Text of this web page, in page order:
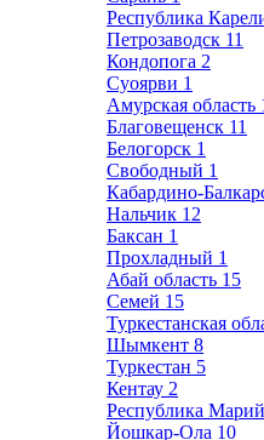
Республика
Петрозаводск 11
Кондопога 2
Суоярви 1
Амурская область
Благовещенск 11
Белогорск 1
Свободный 1
Кабардино-
Нальчик 12
Баксан 1
Прохладный 1
Абай область 15
Семей 15
Туркестанская
Шымкент 8
Туркестан 5
Кентау 2
Республика
Йошкар-Ола 10